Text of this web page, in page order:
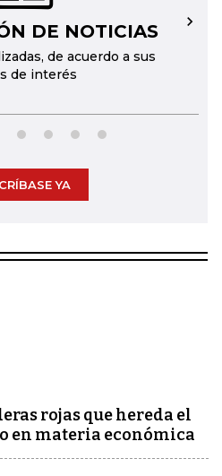
DE NOTICIAS
de acuerdo a sus
de interés
→
YA
rojas que hereda el
en materia económica